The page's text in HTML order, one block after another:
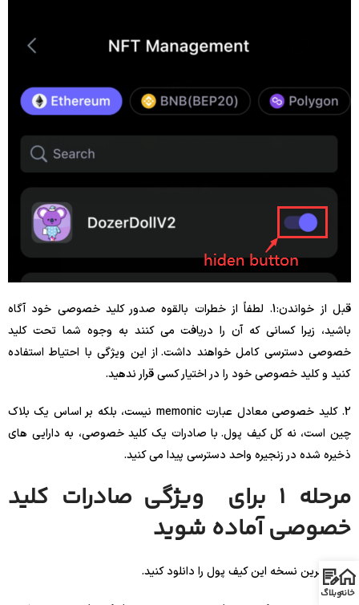
قبل از خواندن: 1. لطفاً از خطرات بالقوه صدور کلید خصوصی خود آگاه
باشید، زیرا کسانی که آن را دریافت می کنند به وجوه شما تحت کلید
خصوصی دسترسی کامل خواهند داشت. از این ویژگی با احتیاط استفاده
کنید و کلید خصوصی خود را در اختیار کسی قرار ندهید.
2. کلید خصوصی معادل عبارت memonic نیست، بلکه بر اساس یک بلاک
چین است، نه کل کیف پول. با صادرات یک کلید خصوصی، به دارایی های
ذخیره شده در زنجیره واحد دسترسی پیدا می کنید.
مرحله 1 برای ویژگی صادرات کلید
خصوصی آماده شوید
ابتدا آخرین نسخه این کیف پول را دانلود کنید.
خانهوبلاگ